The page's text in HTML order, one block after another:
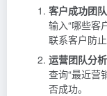
客户成功团
输入“哪些客
联系客户防止
运营团队分
查询“最近营
否成功。